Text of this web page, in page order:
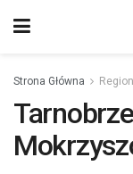
Strona Główna Region